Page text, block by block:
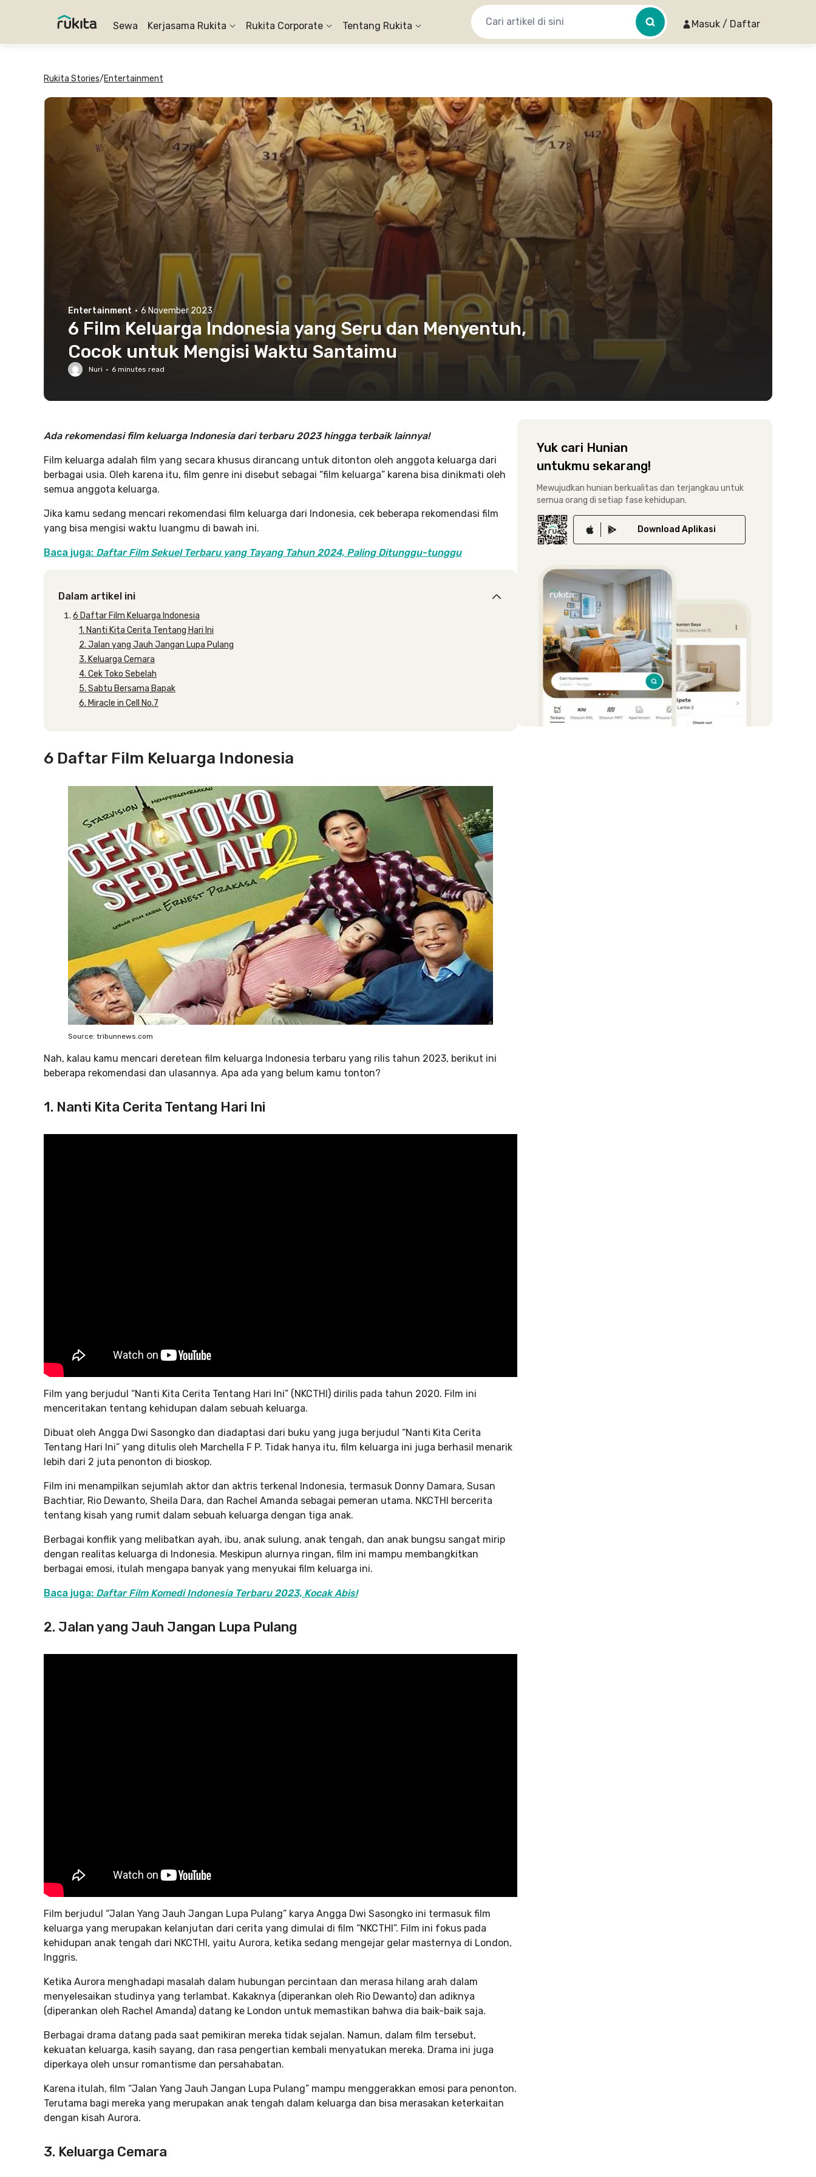
Sewa Kerjasama Rukita Rukita Corporate Tentang Rukita Masuk / Daftar
Rukita Stories/Entertainment
Entertainment · 6 November 2023
6 Film Keluarga Indonesia yang Seru dan Menyentuh,
Cocok untuk Mengisi Waktu Santaimu
Nuri · 6 minutes read
Ada rekomendasi film keluarga Indonesia dari terbaru 2023 hingga terbaik lainnya!
Film keluarga adalah film yang secara khusus dirancang untuk ditonton oleh anggota keluarga dari
berbagai usia. Oleh karena itu, film genre ini disebut sebagai “film keluarga” karena bisa dinikmati oleh
semua anggota keluarga.
Jika kamu sedang mencari rekomendasi film keluarga dari Indonesia, cek beberapa rekomendasi film
yang bisa mengisi waktu luangmu di bawah ini.
Baca juga: Daftar Film Sekuel Terbaru yang Tayang Tahun 2024, Paling Ditunggu-tunggu
Dalam artikel ini
6 Daftar Film Keluarga Indonesia
1. Nanti Kita Cerita Tentang Hari Ini
2. Jalan yang Jauh Jangan Lupa Pulang
3. Keluarga Cemara
4. Cek Toko Sebelah
5. Sabtu Bersama Bapak
6. Miracle in Cell No.7
6 Daftar Film Keluarga Indonesia
Source: tribunnews.com
Nah, kalau kamu mencari deretean film keluarga Indonesia terbaru yang rilis tahun 2023, berikut ini
beberapa rekomendasi dan ulasannya. Apa ada yang belum kamu tonton?
1. Nanti Kita Cerita Tentang Hari Ini
Film yang berjudul “Nanti Kita Cerita Tentang Hari Ini” (NKCTHI) dirilis pada tahun 2020. Film ini
menceritakan tentang kehidupan dalam sebuah keluarga.
Dibuat oleh Angga Dwi Sasongko dan diadaptasi dari buku yang juga berjudul “Nanti Kita Cerita
Tentang Hari Ini” yang ditulis oleh Marchella F P. Tidak hanya itu, film keluarga ini juga berhasil menarik
lebih dari 2 juta penonton di bioskop.
Film ini menampilkan sejumlah aktor dan aktris terkenal Indonesia, termasuk Donny Damara, Susan
Bachtiar, Rio Dewanto, Sheila Dara, dan Rachel Amanda sebagai pemeran utama. NKCTHI bercerita
tentang kisah yang rumit dalam sebuah keluarga dengan tiga anak.
Berbagai konflik yang melibatkan ayah, ibu, anak sulung, anak tengah, dan anak bungsu sangat mirip
dengan realitas keluarga di Indonesia. Meskipun alurnya ringan, film ini mampu membangkitkan
berbagai emosi, itulah mengapa banyak yang menyukai film keluarga ini.
Baca juga: Daftar Film Komedi Indonesia Terbaru 2023, Kocak Abis!
2. Jalan yang Jauh Jangan Lupa Pulang
Film berjudul “Jalan Yang Jauh Jangan Lupa Pulang” karya Angga Dwi Sasongko ini termasuk film
keluarga yang merupakan kelanjutan dari cerita yang dimulai di film “NKCTHI”. Film ini fokus pada
kehidupan anak tengah dari NKCTHI, yaitu Aurora, ketika sedang mengejar gelar masternya di London,
Inggris.
Ketika Aurora menghadapi masalah dalam hubungan percintaan dan merasa hilang arah dalam
menyelesaikan studinya yang terlambat. Kakaknya (diperankan oleh Rio Dewanto) dan adiknya
(diperankan oleh Rachel Amanda) datang ke London untuk memastikan bahwa dia baik-baik saja.
Berbagai drama datang pada saat pemikiran mereka tidak sejalan. Namun, dalam film tersebut,
kekuatan keluarga, kasih sayang, dan rasa pengertian kembali menyatukan mereka. Drama ini juga
diperkaya oleh unsur romantisme dan persahabatan.
Karena itulah, film “Jalan Yang Jauh Jangan Lupa Pulang” mampu menggerakkan emosi para penonton.
Terutama bagi mereka yang merupakan anak tengah dalam keluarga dan bisa merasakan keterkaitan
dengan kisah Aurora.
3. Keluarga Cemara
Yuk cari Hunian
untukmu sekarang!
Mewujudkan hunian berkualitas dan terjangkau untuk
semua orang di setiap fase kehidupan.
Download Aplikasi